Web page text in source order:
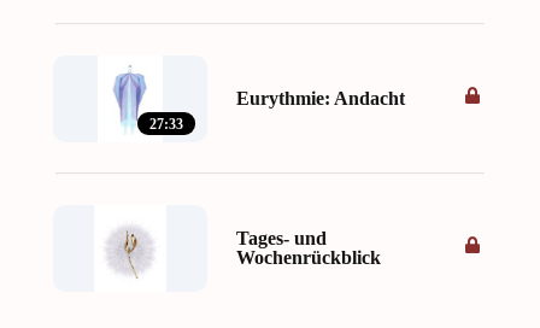
27:33
Eurythmie: Andacht
Tages- und
Wochenrückblick